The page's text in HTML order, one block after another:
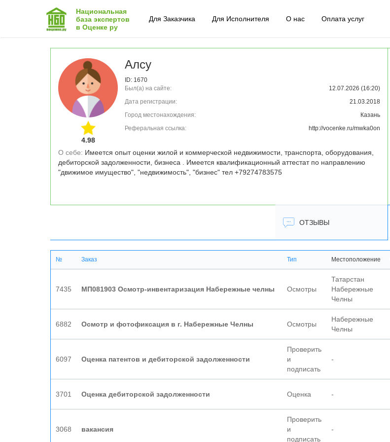
Национальная
база экспертов
в Оценке ру
Для Заказчика Для Исполнителя О нас Оплата услуг
4.98
Алсу
ID: 1670
Был(а) на сайте:
12.07.2026 (16:20)
Дата регистрации:
21.03.2018
Город местонахождения:
Казань
Реферальная ссылка:
http://vocenke.ru/mwka0on
О себе: Имеется опыт оценки жилой и коммерческой недвижимости, транспорта, оборудования,
дебиторской задолженности, бизнеса . Имеется квалификационный аттестат по направлению
"движимое имущество", "недвижимость", "бизнес" тел +79274783575
ОТЗЫВЫ
№ Заказ Тип Местоположение
7435 МП081903 Осмотр-инвентаризация Набережные челны Осмотры
Татарстан
Набережные
Челны
6882 Осмотр и фотофиксация в г. Набережные Челны Осмотры
Набережные
Челны
6097 Оценка патентов и дебиторской задолженности
Проверить
и
подписать
-
3701 Оценка дебиторской задолженности Оценка -
3068 вакансия
Проверить
и
подписать
-